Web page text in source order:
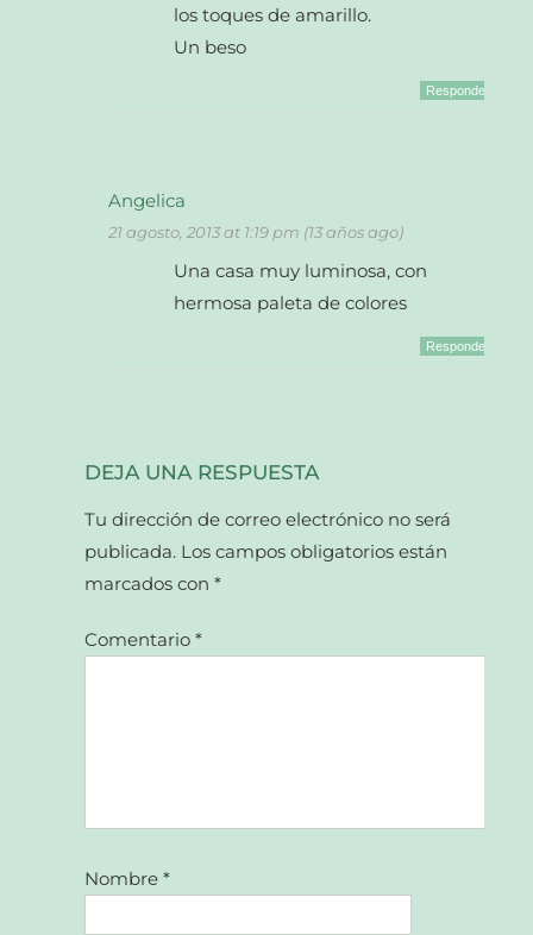
los toques de amarillo.
Un beso
Responder
Angelica
21 agosto, 2013 at 1:19 pm (13 años ago)
Una casa muy luminosa, con
hermosa paleta de colores
Responder
DEJA UNA RESPUESTA
Tu dirección de correo electrónico no será
publicada. Los campos obligatorios están
marcados con*
Comentario*
Nombre*